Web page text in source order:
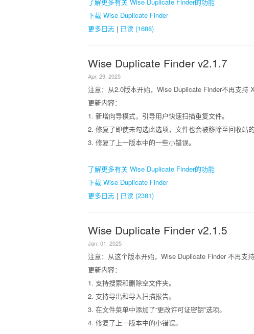
下载 Wise Duplicate Finder
更多日志 | 已读 (1688)
Wise Duplicate Finder v2.1.7
Apr. 29, 2025
注意：从2.0版本开始，Wise Duplicate Finder不再支持
更新内容：
1. 新增向导模式，引导用户快速扫描重复文件。
2. 修复了即使未勾选此选项，文件也会被移除至回收站的
3. 修复了上一版本中的一些小错误。
了解更多有关 Wise Duplicate Finder的功能
下载 Wise Duplicate Finder
更多日志 | 已读 (2381)
Wise Duplicate Finder v2.1.5
Jan. 01, 2025
注意：从这个版本开始，Wise Duplicate Finder 不再支
更新内容：
1. 支持搜索和删除空文件夹。
2. 支持导出和导入扫描报告。
3. 在文件菜单中添加了“更改许可证密钥”选项。
4. 修复了上一版本中的小错误。